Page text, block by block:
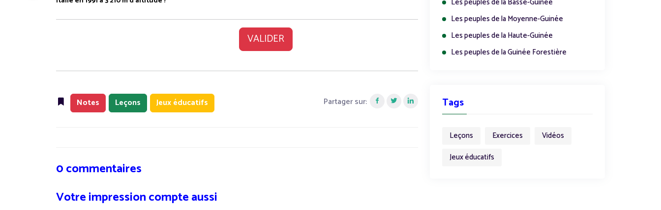
VALIDER
Notes Leçons Jeux éducatifs Partager sur:
0 commentaires
Votre impression compte aussi
Les peuples de la Moyenne-Guinée
Les peuples de la Haute-Guinée
Les peuples de la Guinée Forestière
Tags
Leçons Exercices
Vidéos
Jeux éducatifs